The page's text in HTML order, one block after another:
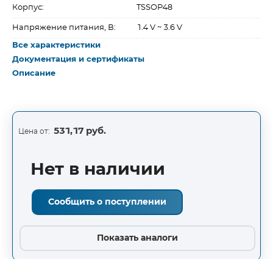
Корпус: TSSOP48
Напряжение питания, В: 1.4 V ~ 3.6 V
Все характеристики
Документация и сертификаты
Описание
Цена от: 531,17 руб.
Нет в наличии
Сообщить о поступлении
Показать аналоги